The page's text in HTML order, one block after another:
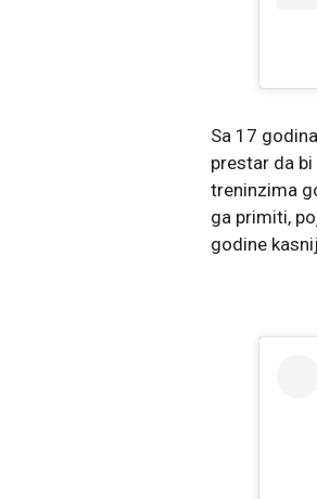
Sa 17
prestar da
treninzima
ga primiti,
godine